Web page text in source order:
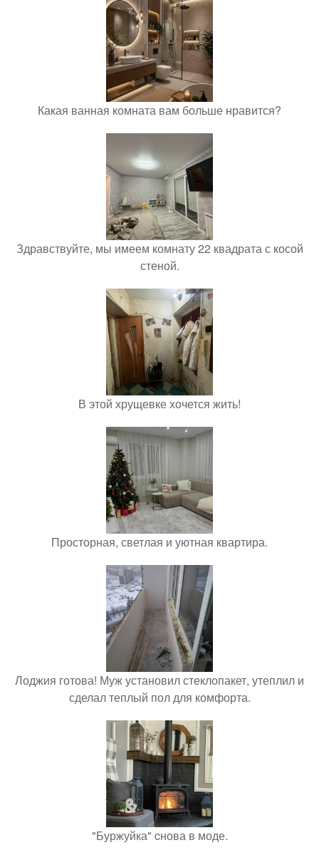
Какая ванная комната вам больше нравится?
Здравствуйте, мы имеем комнату 22 квадрата с косой
стеной.
В этой хрущевке хочется жить!
Просторная, светлая и уютная квартира.
Лоджия готова! Муж установил стеклопакет, утеплил и
сделал теплый пол для комфорта.
"Буржуйка" cнова в моде.